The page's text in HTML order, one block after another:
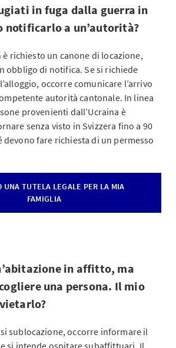
in fuga dalla guerra in
notificarlo a un’autorità?
richiesto un canone di locazione,
obbligo di notifica. Se si richiede
occorre comunicare l’arrivo
autorità cantonale. In linea
provenienti dall’Ucraina è
senza visto in Svizzera fino a 90
fare richiesta di un permesso
UNA TUTELA LEGALE PER LA MIA
FAMIGLIA
in affitto, ma
una persona. Il mio
sublocazione, occorre informare il
si intende ospitare subaffittuari. Il